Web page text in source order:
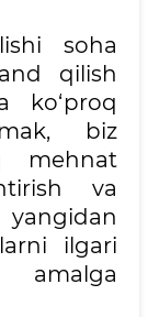
soha
qilish
ko‘proq
biz
mehnat
va
ilgari
amalga